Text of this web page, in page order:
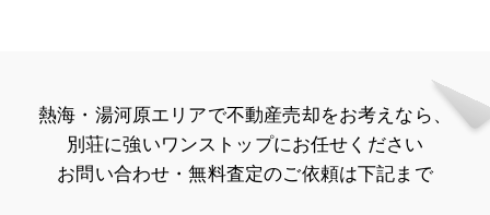
熱海・湯河原エリアで不動産売却をお考えなら、
別荘に強いワンストップにお任せください
お問い合わせ・無料査定のご依頼は下記まで